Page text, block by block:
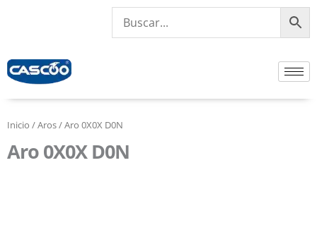
Inicio /Aros/ Aro 0X0X D0N
Aro 0X0X D0N